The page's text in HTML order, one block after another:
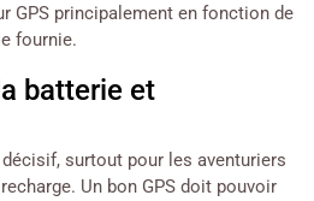
GPS principalement en fonction de
fournie.
batterie et
surtout pour les aventuriers
Un bon GPS doit pouvoir